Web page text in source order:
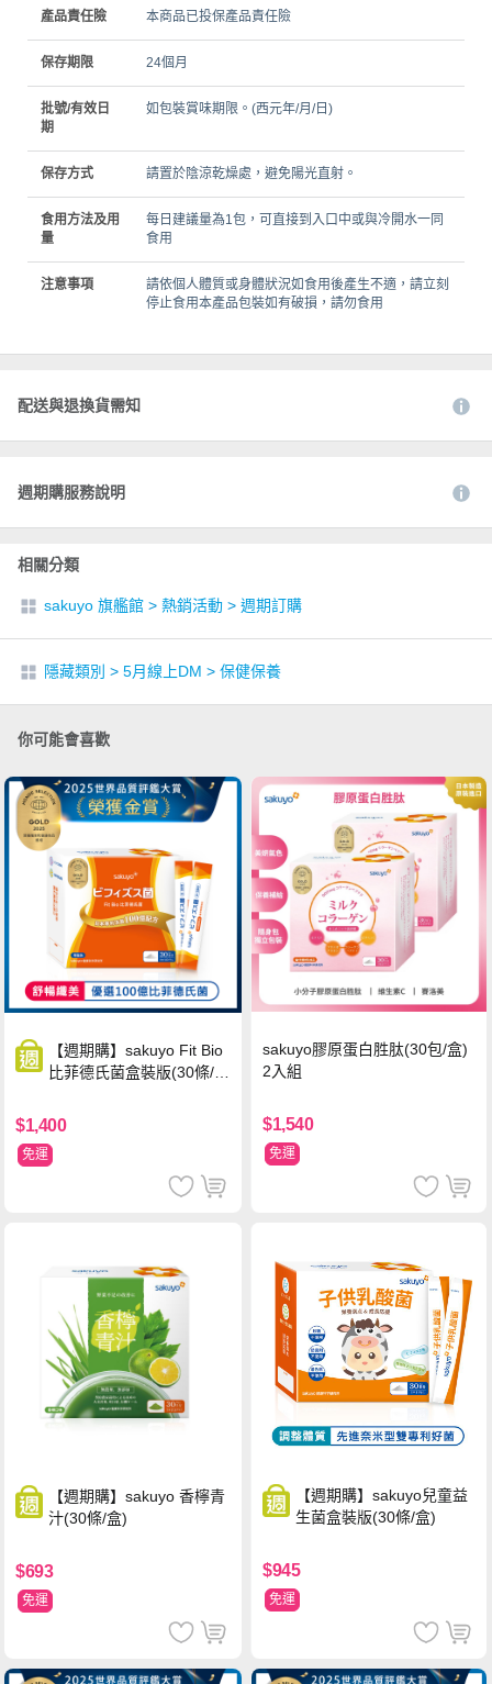
產品責任險 本商品已投保產品責任險
保存期限 24個月
批號/有效日
期
如包裝賞味期限。(西元年/月/日)
保存方式 請置於陰涼乾燥處，避免陽光直射。
食用方法及用
量
每日建議量為1包，可直接到入口中或與冷開水一同
食用
注意事項
請依個人體質或身體狀況如食用後產生不適，請立刻
停止食用本產品包裝如有破損，請勿食用
配送與退換貨需知
週期購服務說明
相關分類
sakuyo 旗艦館 > 熱銷活動 > 週期訂購
隱藏類別 > 5月線上DM > 保健保養
你可能會喜歡
【週期購】sakuyo Fit Bio
比菲德氏菌盒裝版(30條/
$1,400
免運
sakuyo膠原蛋白胜肽(30包/盒)
2入組
$1,540
免運
【週期購】sakuyo 香檸青
汁(30條/盒)
$693
免運
【週期購】sakuyo兒童益
生菌盒裝版(30條/盒)
$945
免運